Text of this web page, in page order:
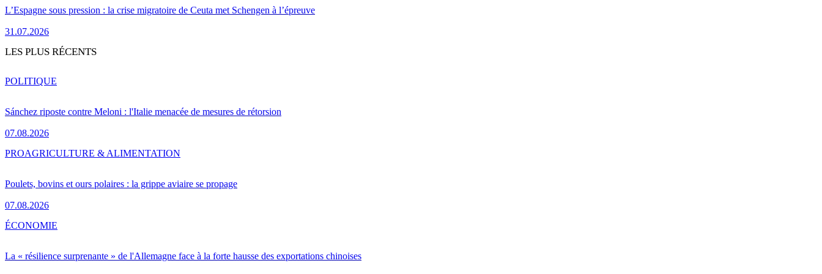
L’Espagne sous pression : la crise migratoire de Ceuta met Schengen à l’épreuve
31.07.2026
LES PLUS RÉCENTS
Sánchez riposte contre Meloni : l'Italie menacée de mesures de rétorsion
07.08.2026
POLITIQUE
Poulets, bovins et ours polaires : la grippe aviaire se propage
07.08.2026
PROAGRICULTURE & ALIMENTATION
La « résilience surprenante » de l'Allemagne face à la forte hausse des exportations chinoises
ÉCONOMIE